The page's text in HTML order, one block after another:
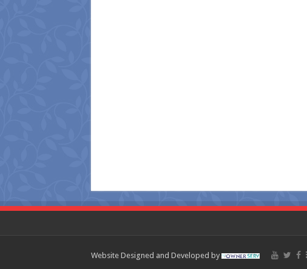
Website Designed and Developed by